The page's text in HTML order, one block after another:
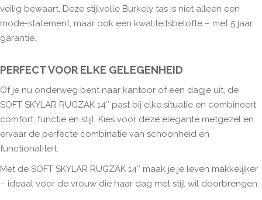
veilig bewaart. Deze stijlvolle Burkely tas is niet alleen een
mode-statement, maar ook een kwaliteitsbelofte – met 5 jaar
garantie.
PERFECT VOOR ELKE GELEGENHEID
Of je nu onderweg bent naar kantoor of een dagje uit, de
SOFT SKYLAR RUGZAK 14″ past bij elke situatie en combineert
comfort, functie en stijl. Kies voor deze elegante metgezel en
ervaar de perfecte combinatie van schoonheid en
functionaliteit.
Met de SOFT SKYLAR RUGZAK 14″ maak je je leven makkelijker
– ideaal voor de vrouw die haar dag met stijl wil doorbrengen.